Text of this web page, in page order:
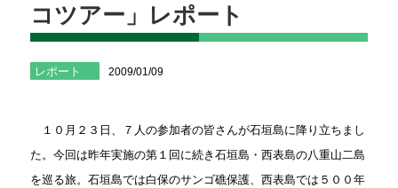
コツアー」レポート
レポート 2009/01/09
１０月２３日、７人の参加者の皆さんが石垣島に降り立ちまし
た。今回は昨年実施の第１回に続き石垣島・西表島の八重山二島
を巡る旅。石垣島では白保のサンゴ礁保護、西表島では５００年